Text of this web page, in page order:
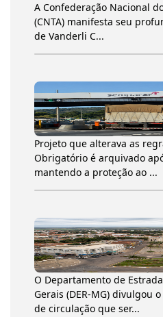
A Confederação Nacional
(CNTA) manifesta seu
de Vanderli C...
Projeto que alterava as
Obrigatório é arquivado
mantendo a proteção ao ...
O Departamento de
Gerais (DER-MG) divulgou
de circulação que ser...